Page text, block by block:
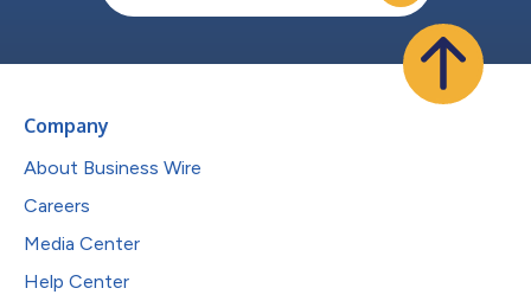
Company
About Business Wire
Careers
Media Center
Help Center